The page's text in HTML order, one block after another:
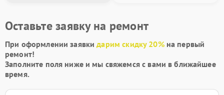
Оставьте заявку на ремонт
При оформлении заявкидарим скидку 20%на первый
ремонт!
Заполните поля ниже и мы свяжемся с вами в ближайшее
время.